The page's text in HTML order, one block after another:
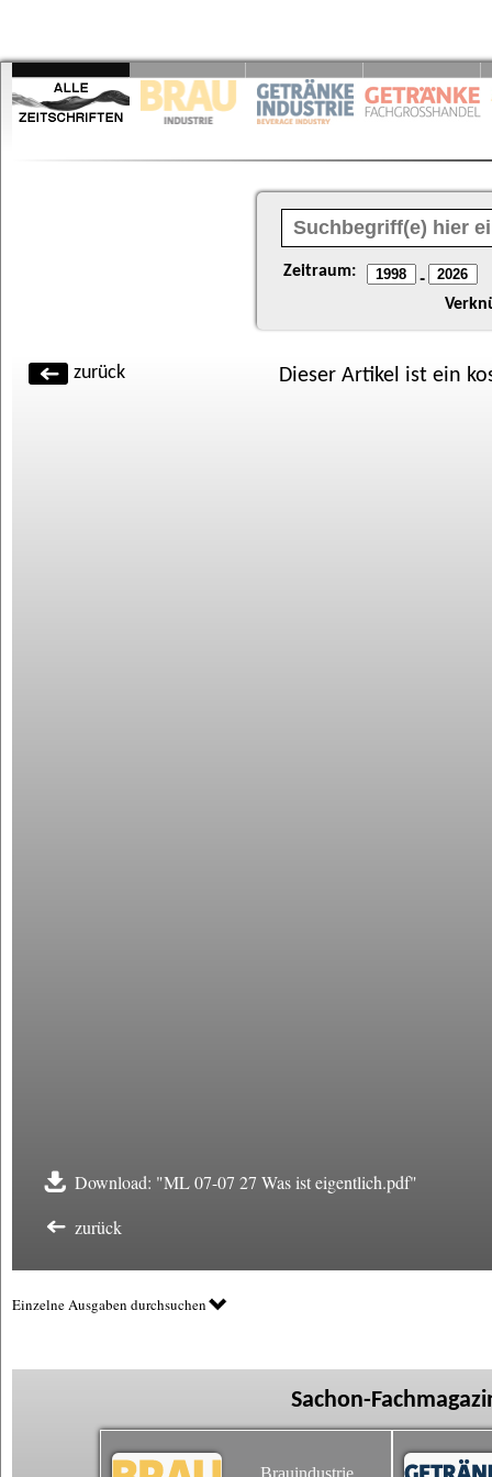
Zeitraum: -
zurück Dieser Artikel ist ein
Download: "ML 07-07 27 Was ist eigentlich.pdf"
zurück
Einzelne Ausgaben durchsuchen
Sachon-
Brauindustrie